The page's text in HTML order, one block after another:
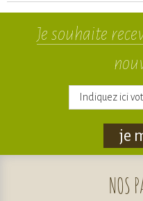
Je souhaite
je
NOS